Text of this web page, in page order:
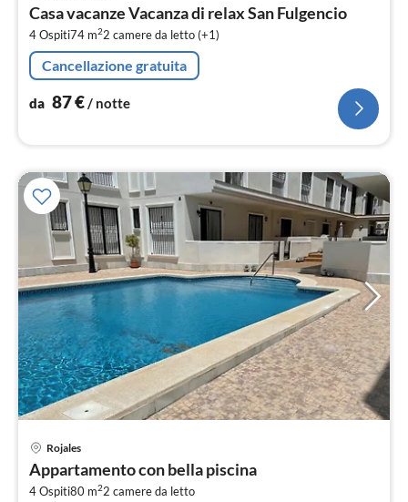
Casa vacanze Vacanza di relax San Fulgencio
4 Ospiti74 m22 camere da letto (+1)
Cancellazione gratuita
da 87€ / notte
Rojales
Appartamento con bella piscina
4 Ospiti80 m22 camere da letto